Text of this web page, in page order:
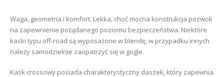
Waga, geometria i komfort. Lekka, choć mocna konstrukcja pozwoli
na zapewnienie pożądanego poziomu bezpieczeństwa. Niektóre
kaski typu off-road są wyposażone w blendę, w przypadku innych
należy samodzielnie zaopatrzyć się w gogle.
Kask crossowy posiada charakterystyczny daszek, który zapewnia